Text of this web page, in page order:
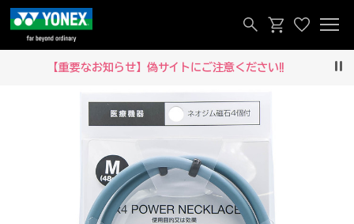
重要なお知らせ】偽サイトにご注意ください‼